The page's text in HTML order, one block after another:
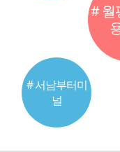
# 월
# 서남부터미
널